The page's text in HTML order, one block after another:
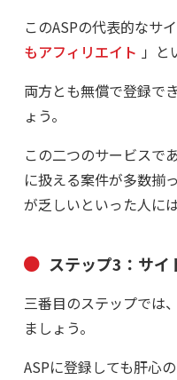
このASPの代表的なサ
もアフィリエイト 」と
両方とも無償で登録で
ょう。
この二つのサービスで
に扱える案件が多数揃
が乏しいといった人に
ステップ3：サイ
三番目のステップでは、
ましょう。
ASPに登録しても肝心